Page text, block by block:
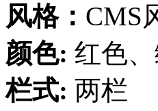
风格： CMS
颜色: 红色
栏式: 两栏